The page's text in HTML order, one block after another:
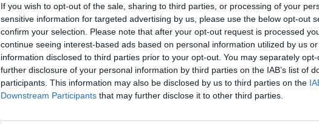
If you wish to opt-out of the sale, sharing to third parties, or processing of your
sensitive information for targeted advertising by us, please use the below opt-out
confirm your selection. Please note that after your opt-out request is processed
continue seeing interest-based ads based on personal information utilized by us
information disclosed to third parties prior to your opt-out. You may separately
further disclosure of your personal information by third parties on the IAB’s list of
participants. This information may also be disclosed by us to third parties on the
Downstream Participants that may further disclose it to other third parties.